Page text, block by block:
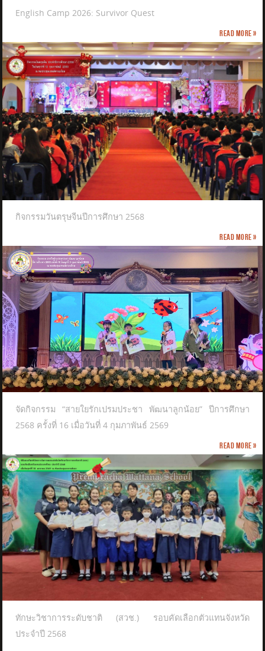
English Camp 2026: Survivor Quest
Read more »
กิจกรรมวันตรุษจีนปีการศึกษา 2568
Read more »
จัดกิจกรรม “สายใยรักเปรมประชา พัฒนาลูกน้อย” ปีการศึกษา
2568 ครั้งที่ 16 เมื่อวันที่ 4 กุมภาพันธ์ 2569
Read more »
ทักษะวิชาการระดับชาติ (สวช.) รอบคัดเลือกตัวแทนจังหวัด
ประจำปี 2568